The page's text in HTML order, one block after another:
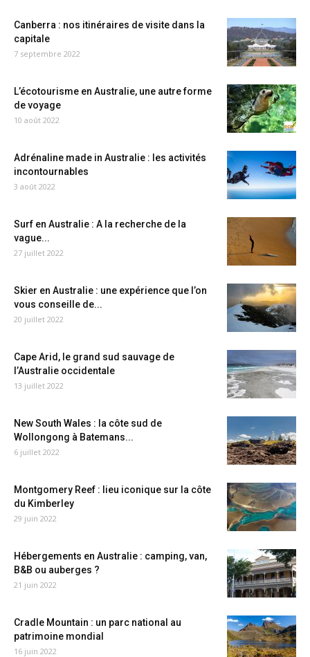
Canberra : nos itinéraires de visite dans la
capitale
7 septembre 2022
L’écotourisme en Australie, une autre forme
de voyage
10 août 2022
Adrénaline made in Australie : les activités
incontournables
3 août 2022
Surf en Australie : A la recherche de la
vague...
27 juillet 2022
Skier en Australie : une expérience que l’on
vous conseille de...
20 juillet 2022
Cape Arid, le grand sud sauvage de
l’Australie occidentale
13 juillet 2022
New South Wales : la côte sud de
Wollongong à Batemans...
6 juillet 2022
Montgomery Reef : lieu iconique sur la côte
du Kimberley
29 juin 2022
Hébergements en Australie : camping, van,
B&B ou auberges ?
21 juin 2022
Cradle Mountain : un parc national au
patrimoine mondial
16 juin 2022